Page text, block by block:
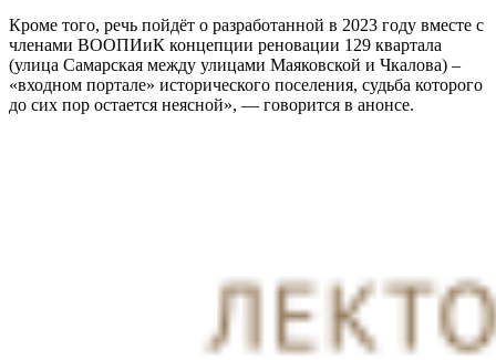
Кроме того, речь пойдёт о разработанной в 2023 году вместе с
членами ВООПИиК концепции реновации 129 квартала
(улица Самарская между улицами Маяковской и Чкалова) –
«входном портале» исторического поселения, судьба которого
до сих пор остается неясной», — говорится в анонсе.